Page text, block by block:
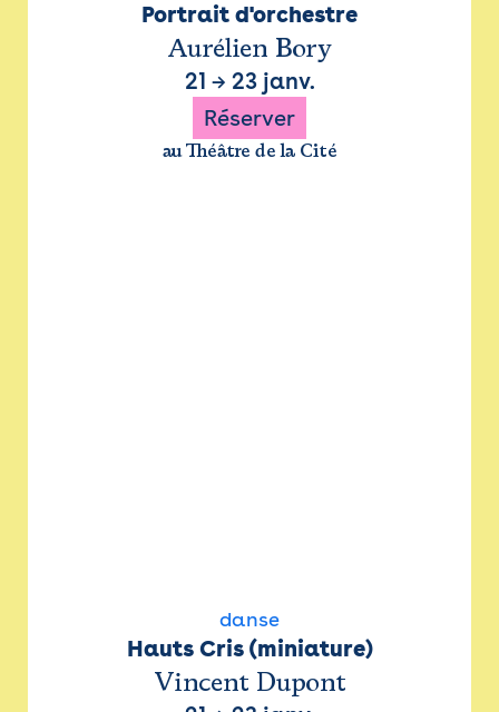
Portrait d'orchestre
Aurélien Bory
21 → 23 janv.
Réserver
au Théâtre de la Cité
danse
Hauts Cris (miniature)
Vincent Dupont